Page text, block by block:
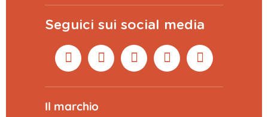
Seguici sui social media
Il marchio